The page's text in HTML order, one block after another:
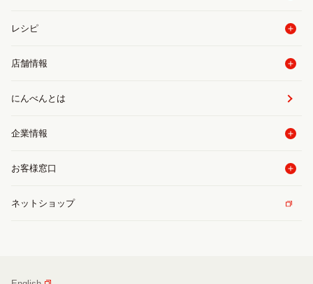
レシピ
店舗情報
にんべんとは
企業情報
お客様窓口
ネットショップ